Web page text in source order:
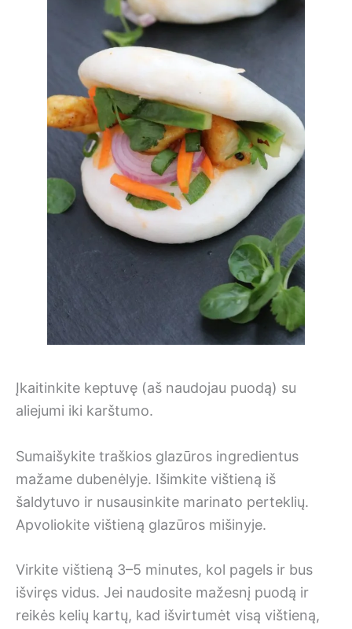
Įkaitinkite keptuvę (aš naudojau puodą) su
aliejumi iki karštumo.
Sumaišykite traškios glazūros ingredientus
mažame dubenėlyje. Išimkite vištieną iš
šaldytuvo ir nusausinkite marinato perteklių.
Apvoliokite vištieną glazūros mišinyje.
Virkite vištieną 3–5 minutes, kol pagels ir bus
išviręs vidus. Jei naudosite mažesnį puodą ir
reikės kelių kartų, kad išvirtumėt visą vištieną,